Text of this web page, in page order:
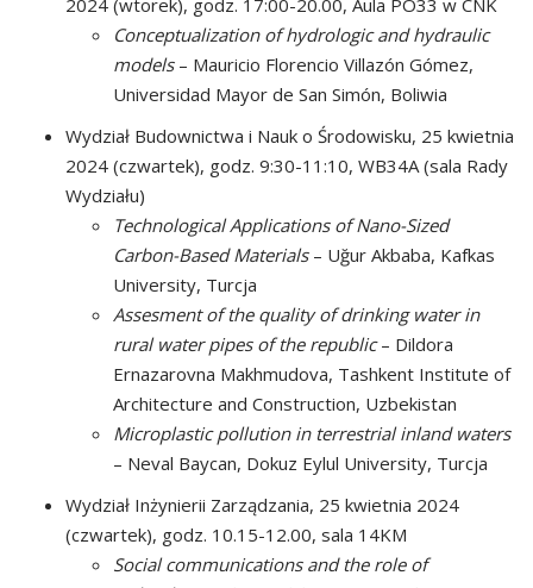
2024 (wtorek), godz. 17:00-20.00, Aula PO33 w CNK
Conceptualization of hydrologic and hydraulic
models– Mauricio Florencio Villazón Gómez,
Universidad Mayor de San Simón, Boliwia
Wydział Budownictwa i Nauk o Środowisku, 25 kwietnia
2024 (czwartek), godz. 9:30-11:10, WB34A (sala Rady
Wydziału)
Technological Applications of Nano-Sized
Carbon-Based Materials– Uğur Akbaba, Kafkas
University, Turcja
Assesment of the quality of drinking water in
rural water pipes of the republic– Dildora
Ernazarovna Makhmudova, Tashkent Institute of
Architecture and Construction, Uzbekistan
Microplastic pollution in terrestrial inland waters
– Neval Baycan, Dokuz Eylul University, Turcja
Wydział Inżynierii Zarządzania, 25 kwietnia 2024
(czwartek), godz. 10.15-12.00, sala 14KM
Social communications and the role of